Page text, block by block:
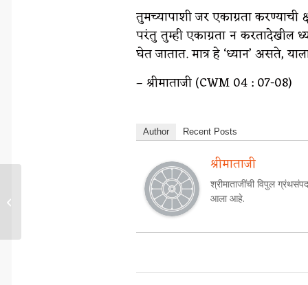
तुमच्यापाशी जर एकाग्रता
परंतु तुम्ही एकाग्रता न करतादेखील
घेत जातात. मात्र हे ‘ध्यान’ असते,
– श्रीमाताजी (CWM 04 : 07-08)
Author Recent Posts
श्रीमाताजी
श्रीमाताजींची विपुल
आला आहे.